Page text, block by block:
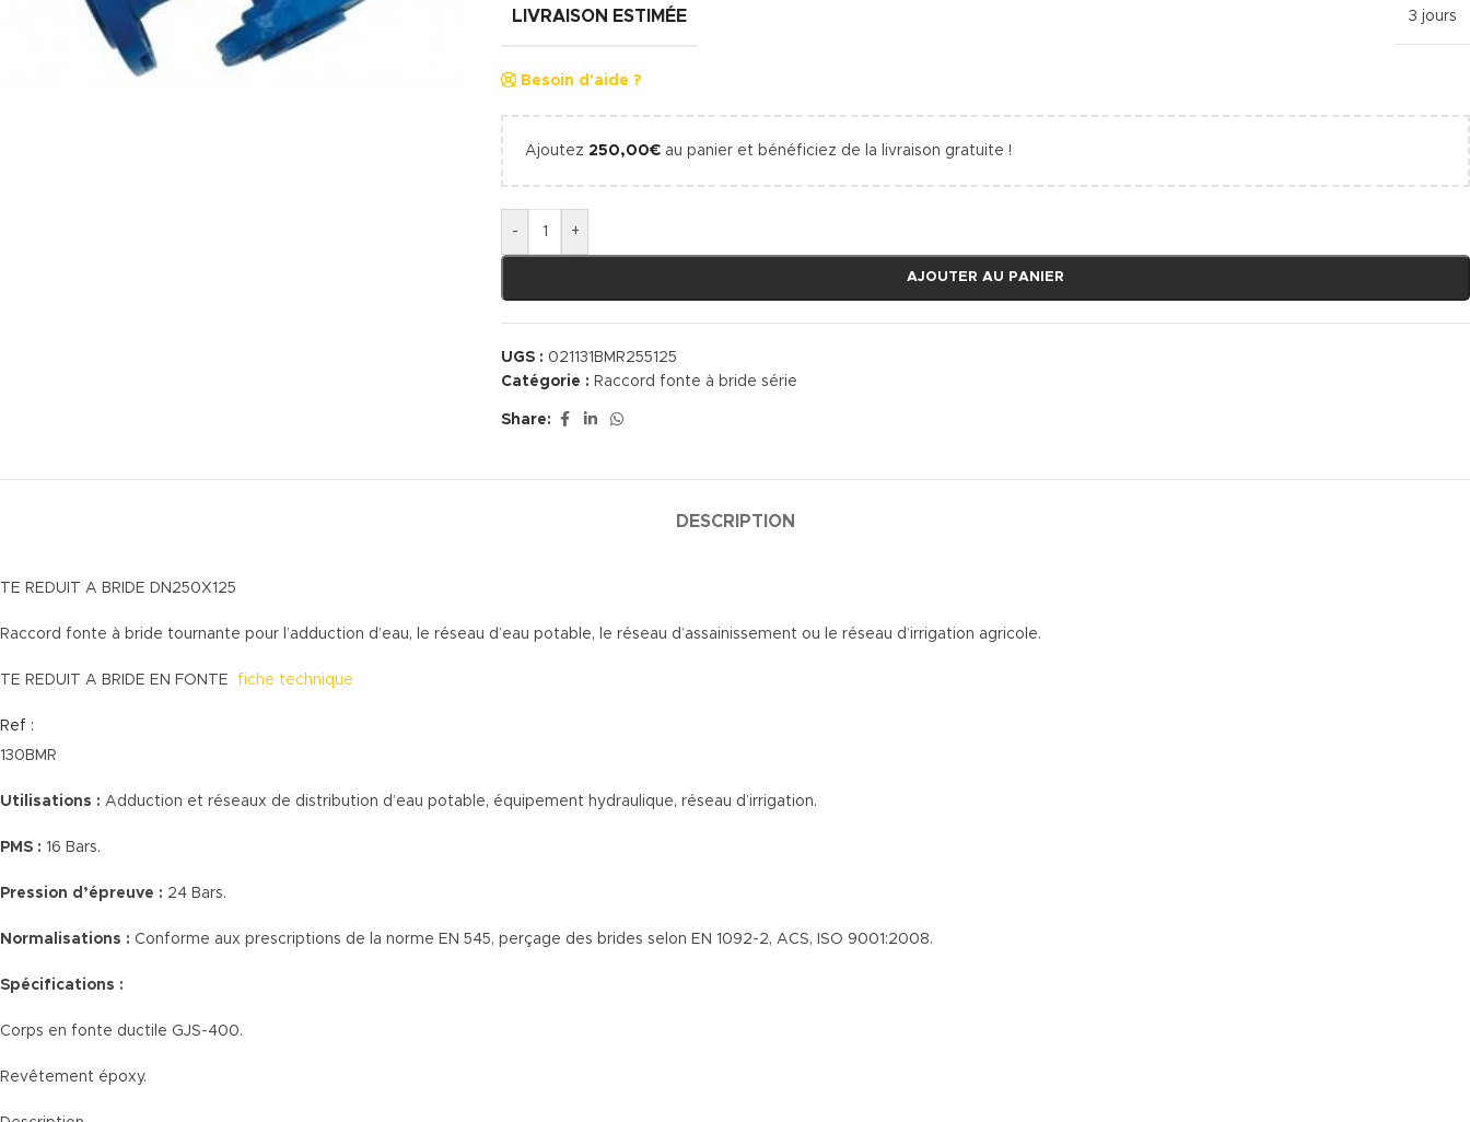
LIVRAISON ESTIMÉE 3 jours
Besoin d'aide ?
Ajoutez 250,00€ au panier et bénéficiez de la livraison gratuite !
- +
AJOUTER AU PANIER
UGS : 021131BMR255125
Catégorie : Raccord fonte à bride série
Share:
DESCRIPTION
TE REDUIT A BRIDE DN250X125
Raccord fonte à bride tournante pour l’adduction d’eau, le réseau d’eau potable, le réseau d’assainissement ou le réseau d’irrigation agricole.
TE REDUIT A BRIDE EN FONTE fiche technique
Ref :
130BMR
Utilisations : Adduction et réseaux de distribution d’eau potable, équipement hydraulique, réseau d’irrigation.
PMS : 16 Bars.
Pression d’épreuve : 24 Bars.
Normalisations : Conforme aux prescriptions de la norme EN 545, perçage des brides selon EN 1092-2, ACS, ISO 9001:2008.
Spécifications :
Corps en fonte ductile GJS-400.
Revêtement époxy.